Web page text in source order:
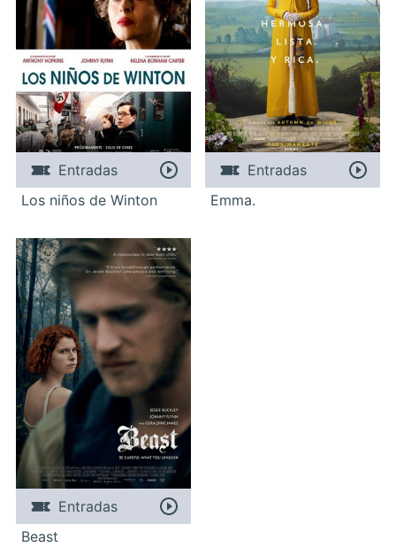
Entradas
Los niños de Winton
Entradas
Emma.
Entradas
Beast